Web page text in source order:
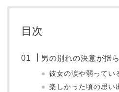
目次
男の別れの決意が揺
彼女の涙や弱ってい
楽しかった頃の思い